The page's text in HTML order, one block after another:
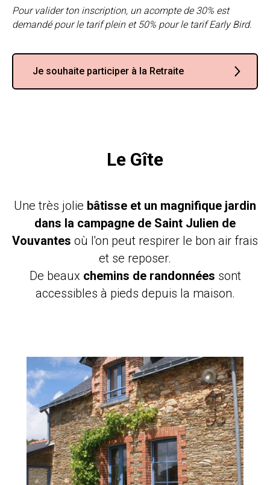
Pour valider ton inscription, un acompte de 30% est
demandé pour le tarif plein et 50% pour le tarif Early Bird.
Je souhaite participer à la Retraite
Le Gîte
Une très jolie bâtisse et un magnifique jardin
dans la campagne de Saint Julien de
Vouvantes où l'on peut respirer le bon air frais
et se reposer.
De beaux chemins de randonnées sont
accessibles à pieds depuis la maison.